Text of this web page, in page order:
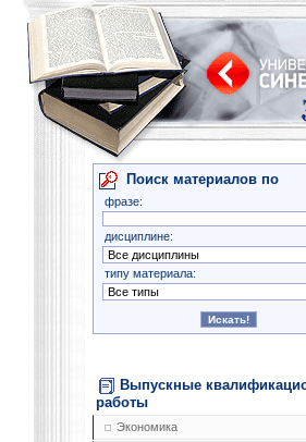
Поиск материалов по
фразе:
дисциплине:
типу материала:
Выпускные
работы
Экономика